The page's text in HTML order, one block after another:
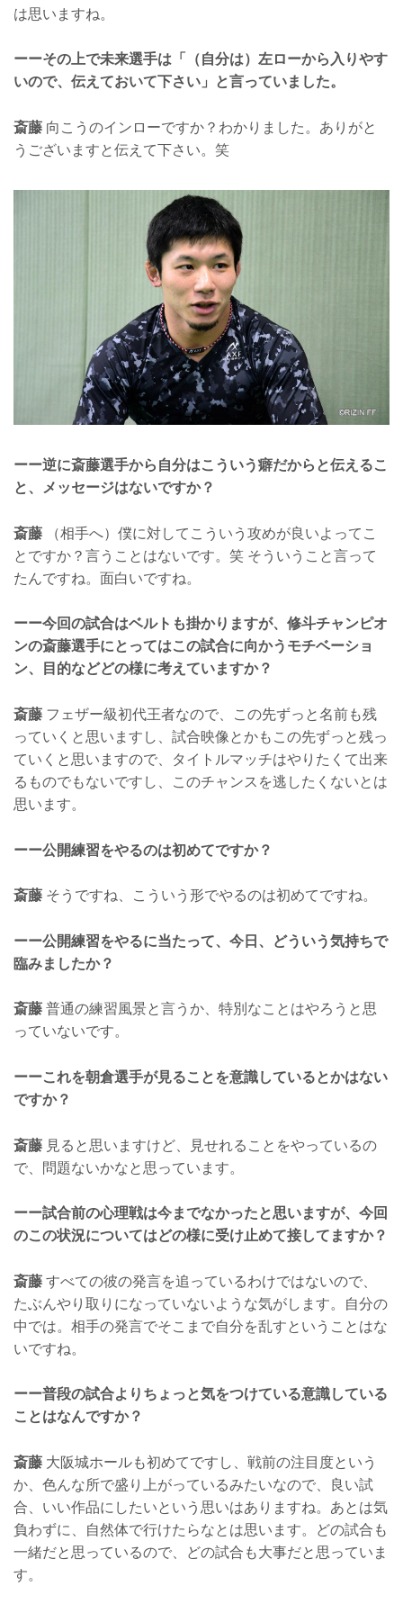
は思いますね。
ーーその上で未来選手は「（自分は）左ローから入りやす
いので、伝えておいて下さい」と言っていました。
斎藤 向こうのインローですか？わかりました。ありがと
うございますと伝えて下さい。笑
ーー逆に斎藤選手から自分はこういう癖だからと伝えるこ
と、メッセージはないですか？
斎藤 （相手へ）僕に対してこういう攻めが良いよってこ
とですか？言うことはないです。笑 そういうこと言って
たんですね。面白いですね。
ーー今回の試合はベルトも掛かりますが、修斗チャンピオ
ンの斎藤選手にとってはこの試合に向かうモチベーショ
ン、目的などどの様に考えていますか？
斎藤 フェザー級初代王者なので、この先ずっと名前も残
っていくと思いますし、試合映像とかもこの先ずっと残っ
ていくと思いますので、タイトルマッチはやりたくて出来
るものでもないですし、このチャンスを逃したくないとは
思います。
ーー公開練習をやるのは初めてですか？
斎藤 そうですね、こういう形でやるのは初めてですね。
ーー公開練習をやるに当たって、今日、どういう気持ちで
臨みましたか？
斎藤 普通の練習風景と言うか、特別なことはやろうと思
っていないです。
ーーこれを朝倉選手が見ることを意識しているとかはない
ですか？
斎藤 見ると思いますけど、見せれることをやっているの
で、問題ないかなと思っています。
ーー試合前の心理戦は今までなかったと思いますが、今回
のこの状況についてはどの様に受け止めて接してますか？
斎藤 すべての彼の発言を追っているわけではないので、
たぶんやり取りになっていないような気がします。自分の
中では。相手の発言でそこまで自分を乱すということはな
いですね。
ーー普段の試合よりちょっと気をつけている意識している
ことはなんですか？
斎藤 大阪城ホールも初めてですし、戦前の注目度という
か、色んな所で盛り上がっているみたいなので、良い試
合、いい作品にしたいという思いはありますね。あとは気
負わずに、自然体で行けたらなとは思います。どの試合も
一緒だと思っているので、どの試合も大事だと思っていま
す。